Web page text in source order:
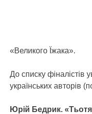
«Великого Їжака».
До списку фіналістів
українських авторів
Юрій Бедрик.